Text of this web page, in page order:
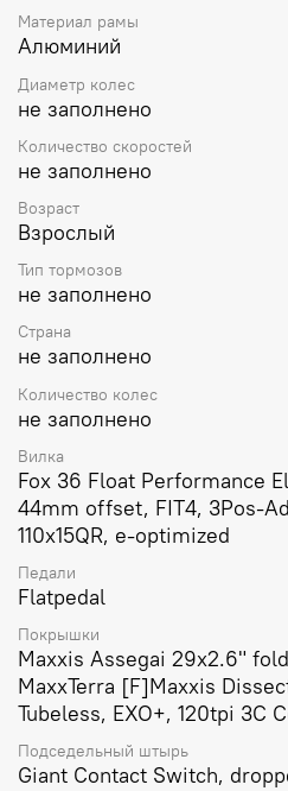
Материал рамы
Алюминий
Диаметр колес
не заполнено
Количество скоростей
не заполнено
Возраст
Взрослый
Тип тормозов
не заполнено
Страна
не заполнено
Количество колес
не заполнено
Вилка
Fox 36 Float Performance
44mm offset, FIT4, 3Pos-
110x15QR, e-optimized
Педали
Flatpedal
Покрышки
Maxxis Assegai 29x2.6"
MaxxTerra [F]Maxxis
Tubeless, EXO+, 120tpi 3C
Подседельный штырь
Giant Contact Switch,